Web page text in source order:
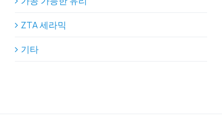
ZTA 세라믹
기타